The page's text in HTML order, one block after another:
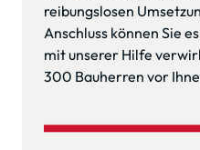
reibungslosen
Anschluss können Sie
mit unserer Hilfe
300 Bauherren vor